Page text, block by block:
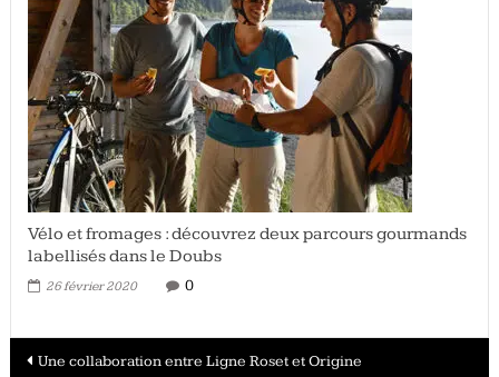
Vélo et fromages : découvrez deux parcours gourmands
labellisés dans le Doubs
26 février 2020 0
Navigation
Une collaboration entre Ligne Roset et Origine